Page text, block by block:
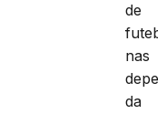
de
nas
da